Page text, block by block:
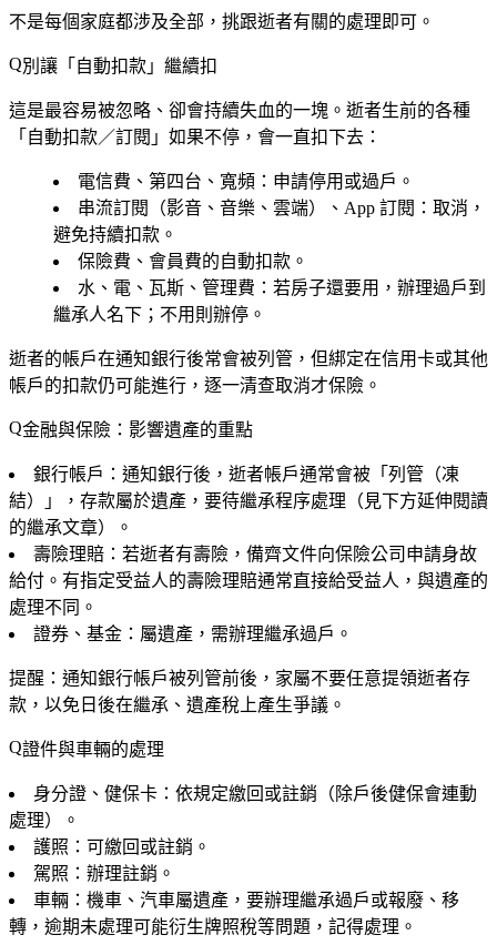
不是每個家庭都涉及全部，挑跟逝者有關的處理即可。
別讓「自動扣款」繼續扣
這是最容易被忽略、卻會持續失血的一塊。逝者生前的各種
「自動扣款／訂閱」如果不停，會一直扣下去：
電信費、第四台、寬頻 ：申請停用或過戶。
串流訂閱
（影音、音樂、雲端）、 App 訂閱 ：取消，
避免持續扣款。
保險費、會員費的自動扣款。
水、電、瓦斯、管理費 ：若房子還要用，辦理過戶到
繼承人名下；不用則辦停。
逝者的帳戶在通知銀行後常會被列管，但綁定在信用卡或其他
帳戶的扣款仍可能進行，逐一清查取消才保險。
金融與保險：影響遺產的重點
銀行帳戶 ：通知銀行後，逝者帳戶通常會被「列管（凍
結）」，存款屬於遺產，要待繼承程序處理（見下方延伸閱讀
的繼承文章）。
壽險理賠 ：若逝者有壽險，備齊文件向保險公司申請身故
給付。 有指定受益人的壽險理賠通常直接給受益人 ，與遺產的
處理不同。
證券、基金 ：屬遺產，需辦理繼承過戶。
提醒：通知銀行帳戶被列管前後，家屬不要任意提領逝者存
款，以免日後在繼承、遺產稅上產生爭議。
證件與車輛的處理
身分證、健保卡 ：依規定繳回或註銷（除戶後健保會連動
處理）。
護照 ：可繳回或註銷。
駕照 ：辦理註銷。
車輛 ：機車、汽車屬遺產，要辦理繼承過戶或報廢、移
轉，逾期未處理可能衍生牌照稅等問題，記得處理。